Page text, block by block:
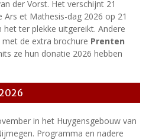
der Vorst. Het verschijnt 21
et Mathesis-dag 2026 op 21
ter plekke uitgereikt. Andere
de extra brochure Prenten
ze hun donatie 2026 hebben
in het Huygensgebouw van
Programma en nadere